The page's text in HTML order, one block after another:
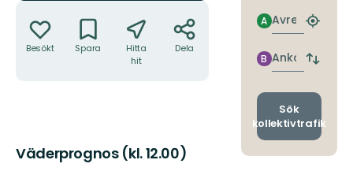
Besökt Spara
Hitta
hit
Dela
Väderprognos (kl. 12.00)
Avresa
A
Hitta
Ankomst
B
Byt
och
Sök
kollektivtrafik